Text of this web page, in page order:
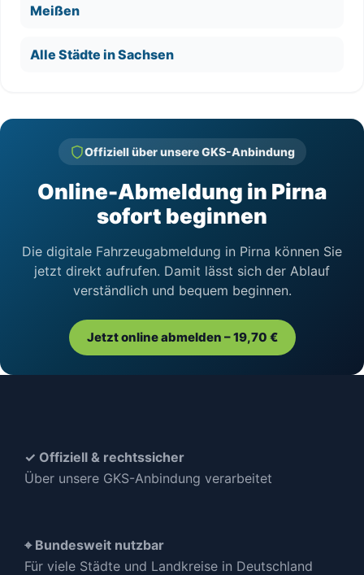
Meißen
Alle Städte in Sachsen
Offiziell über unsere GKS-Anbindung
Online-Abmeldung in Pirna
sofort beginnen
Die digitale Fahrzeugabmeldung in Pirna können Sie
jetzt direkt aufrufen. Damit lässt sich der Ablauf
verständlich und bequem beginnen.
Jetzt online abmelden – 19,70 €
✓ Offiziell & rechtssicher
Über unsere GKS-Anbindung verarbeitet
⌖ Bundesweit nutzbar
Für viele Städte und Landkreise in Deutschland